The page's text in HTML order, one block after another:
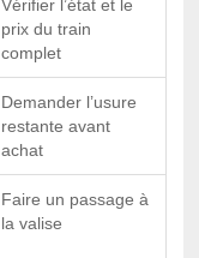
Vérifier l’état et le
prix du train
complet
Demander l’usure
restante avant
achat
Faire un passage à
la valise